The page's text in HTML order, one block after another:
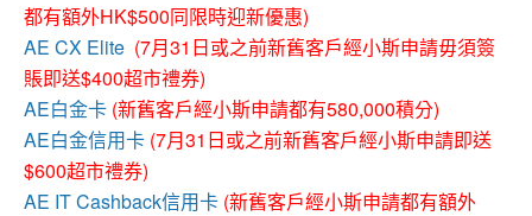
都有額外HK$500同限時迎新優惠)
AE CX Elite (7月31日或之前新舊客戶經小斯申請毋須簽
賬即送$400超市禮券)
AE白金卡 (新舊客戶經小斯申請都有580,000積分)
AE白金信用卡 (7月31日或之前新舊客戶經小斯申請即送
$600超市禮券)
AE IT Cashback信用卡 (新舊客戶經小斯申請都有額外